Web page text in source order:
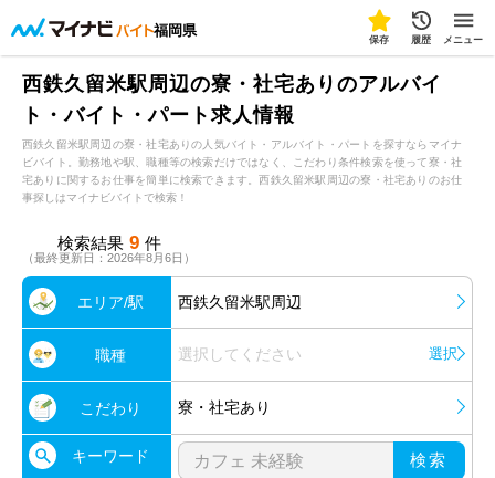
福岡県
保存 履歴 メニュー
西鉄久留米駅周辺の寮・社宅ありのアルバイ
ト・バイト・パート求人情報
西鉄久留米駅周辺の寮・社宅ありの人気バイト・アルバイト・パートを探すならマイナ
ビバイト。勤務地や駅、職種等の検索だけではなく、こだわり条件検索を使って寮・社
宅ありに関するお仕事を簡単に検索できます。西鉄久留米駅周辺の寮・社宅ありのお仕
事探しはマイナビバイトで検索！
検索結果 9 件
（最終更新日：2026年8月6日）
エリア/駅 西鉄久留米駅周辺
職種 選択してください 選択
こだわり 寮・社宅あり
キーワード 検索